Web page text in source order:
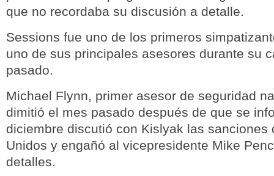
que no recordaba su discusión a detalle.
Sessions fue uno de los primeros
uno de sus principales asesores durante su
pasado.
Michael Flynn, primer asesor de seguridad
dimitió el mes pasado después de que se
diciembre discutió con Kislyak las sanciones
Unidos y engañó al vicepresidente Mike
detalles.